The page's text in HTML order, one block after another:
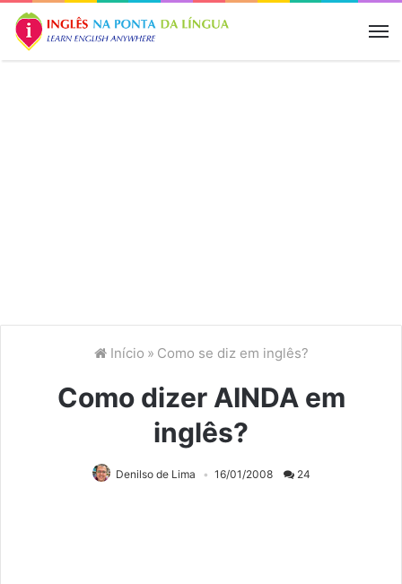
Início » Como se diz em inglês?
Como dizer AINDA em
inglês?
Denilso de Lima 16/01/2008 24